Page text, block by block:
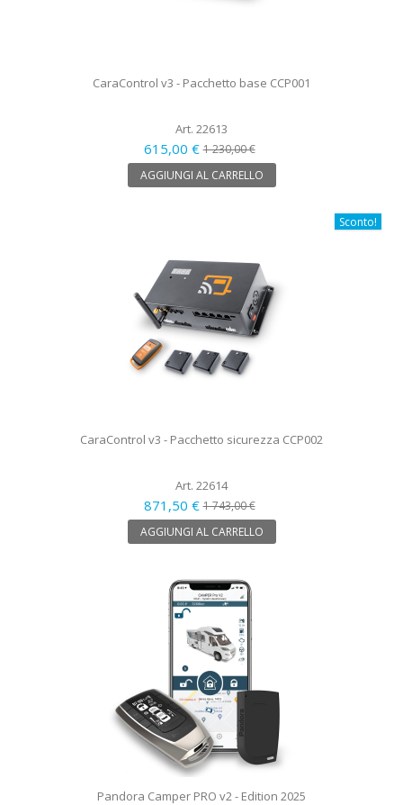
CaraControl v3 - Pacchetto base CCP001
Art. 22613
615,00 €1 230,00 €
AGGIUNGI AL CARRELLO
Sconto!
CaraControl v3 - Pacchetto sicurezza CCP002
Art. 22614
871,50 €1 743,00 €
AGGIUNGI AL CARRELLO
Pandora Camper PRO v2 - Edition 2025